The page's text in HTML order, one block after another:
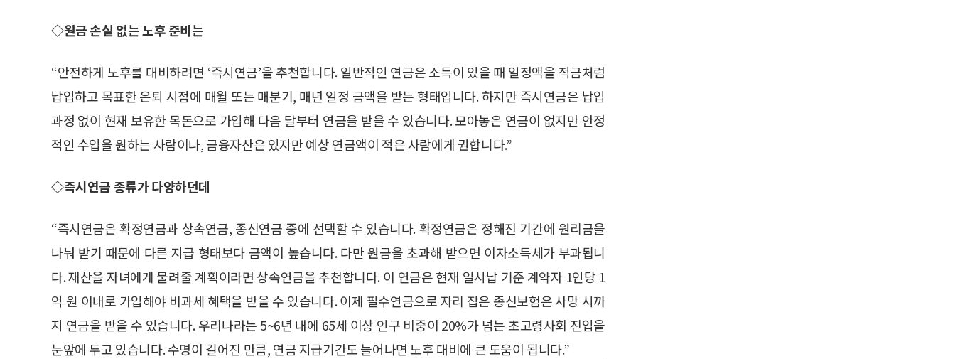
◇원금 손실 없는 노후 준비는
“안전하게 노후를 대비하려면 ‘즉시연금’을 추천합니다. 일반적인 연금은 소득이 있을 때 일정액을 적금처럼
납입하고 목표한 은퇴 시점에 매월 또는 매분기, 매년 일정 금액을 받는 형태입니다. 하지만 즉시연금은 납입
과정 없이 현재 보유한 목돈으로 가입해 다음 달부터 연금을 받을 수 있습니다. 모아놓은 연금이 없지만 안정
적인 수입을 원하는 사람이나, 금융자산은 있지만 예상 연금액이 적은 사람에게 권합니다.”
◇즉시연금 종류가 다양하던데
“즉시연금은 확정연금과 상속연금, 종신연금 중에 선택할 수 있습니다. 확정연금은 정해진 기간에 원리금을
나눠 받기 때문에 다른 지급 형태보다 금액이 높습니다. 다만 원금을 초과해 받으면 이자소득세가 부과됩니
다. 재산을 자녀에게 물려줄 계획이라면 상속연금을 추천합니다. 이 연금은 현재 일시납 기준 계약자 1인당 1
억 원 이내로 가입해야 비과세 혜택을 받을 수 있습니다. 이제 필수연금으로 자리 잡은 종신보험은 사망 시까
지 연금을 받을 수 있습니다. 우리나라는 5~6년 내에 65세 이상 인구 비중이 20%가 넘는 초고령사회 진입을
눈앞에 두고 있습니다. 수명이 길어진 만큼, 연금 지급기간도 늘어나면 노후 대비에 큰 도움이 됩니다.”